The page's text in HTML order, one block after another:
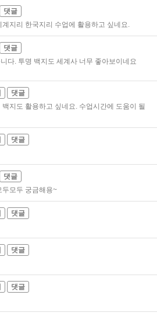
댓글
지리 한국지리 수업에 활용하고 싶네요.
댓글
다. 투명 백지도 세계사 너무 좋아보이네요
댓글
지도 활용하고 싶네요. 수업시간에 도움이 될
댓글
댓글
두모두 궁금해용~
댓글
댓글
댓글